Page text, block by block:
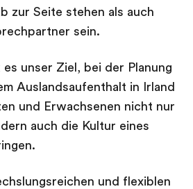
zur Seite stehen als auch
sein.
unser Ziel, bei der Planung
Auslandsaufenthalt in Irland
und Erwachsenen nicht nur
auch die Kultur eines
und flexiblen